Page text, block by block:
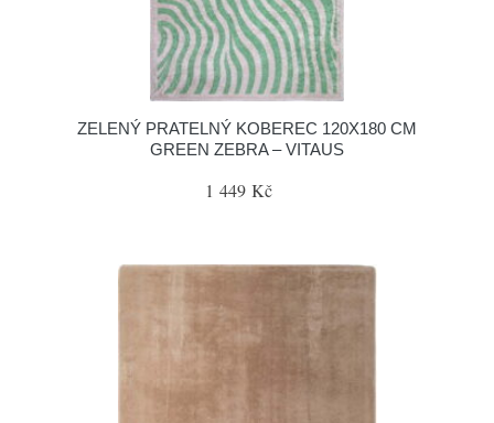
ZELENÝ PRATELNÝ KOBEREC 120X180 CM
GREEN ZEBRA – VITAUS
1 449 Kč